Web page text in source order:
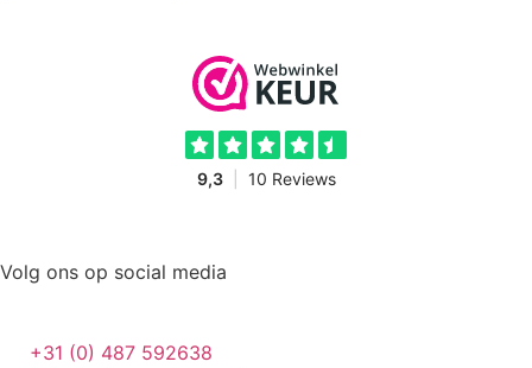
Volg ons op social media
+31 (0) 487 592638